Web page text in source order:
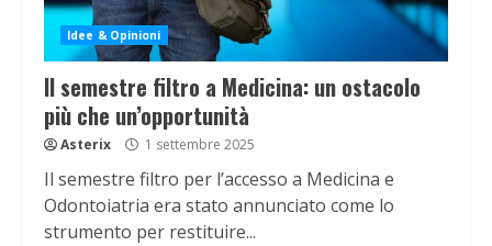
Idee & Opinioni
Il semestre filtro a Medicina: un ostacolo
più che un’opportunità
Asterix 1 settembre 2025
Il semestre filtro per l’accesso a Medicina e
Odontoiatria era stato annunciato come lo
strumento per restituire...